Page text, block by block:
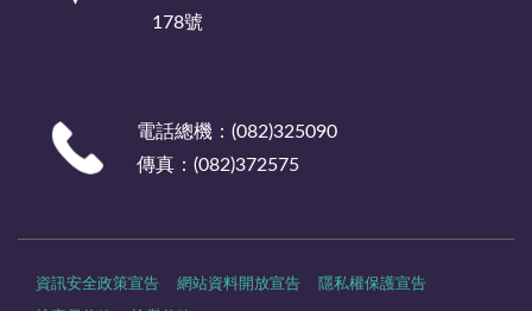
178號
電話總機：(082)325090
傳真：(082)372575
資訊安全政策宣告 網站資料開放宣告 隱私權保護宣告